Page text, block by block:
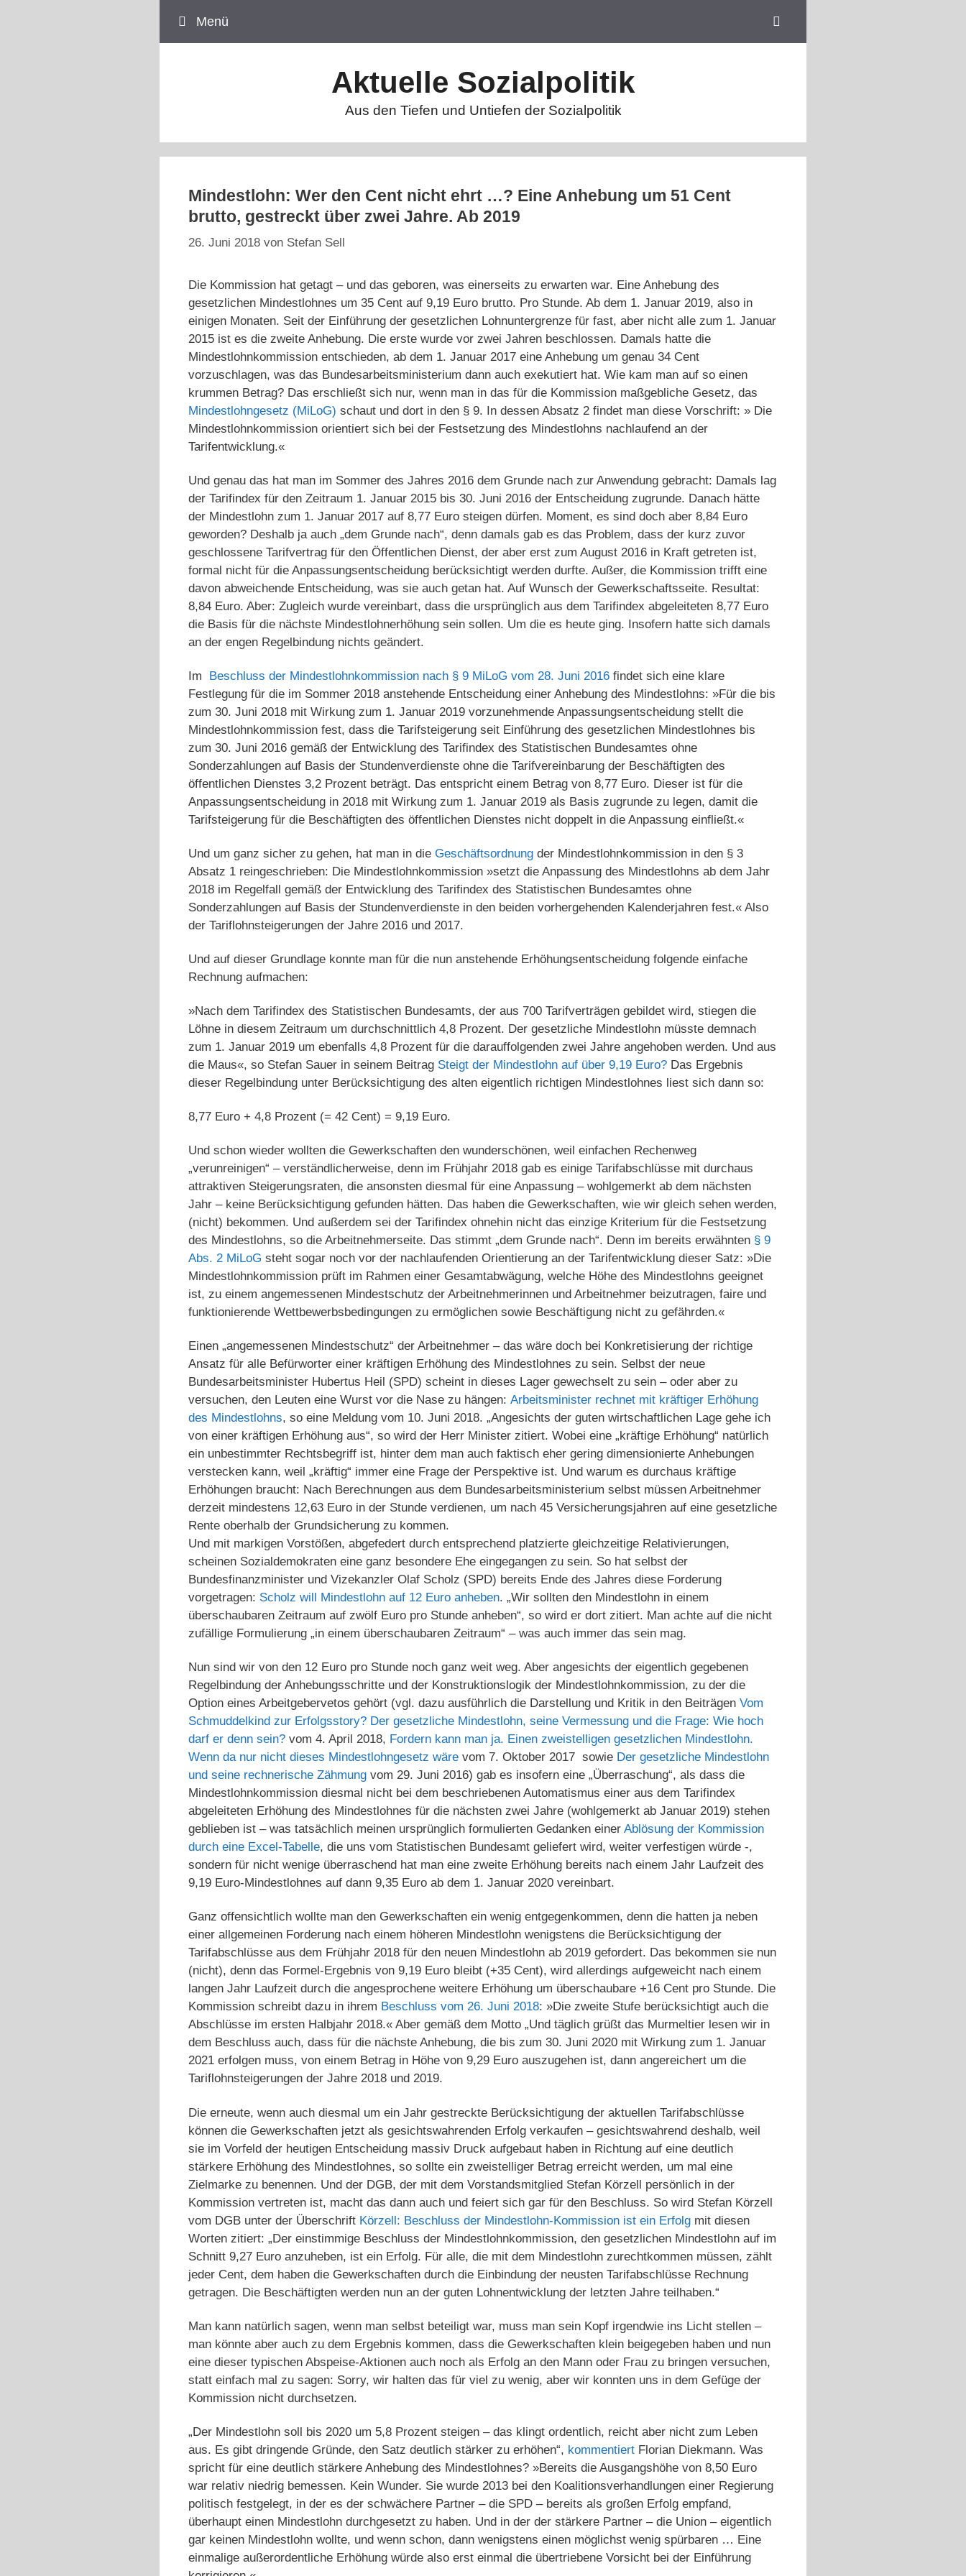
Menü
Aktuelle Sozialpolitik
Aus den Tiefen und Untiefen der Sozialpolitik
Mindestlohn: Wer den Cent nicht ehrt …? Eine Anhebung um 51 Cent
brutto, gestreckt über zwei Jahre. Ab 2019
26. Juni 2018 von Stefan Sell
Die Kommission hat getagt – und das geboren, was einerseits zu erwarten war. Eine Anhebung des
gesetzlichen Mindestlohnes um 35 Cent auf 9,19 Euro brutto. Pro Stunde. Ab dem 1. Januar 2019, also in
einigen Monaten. Seit der Einführung der gesetzlichen Lohnuntergrenze für fast, aber nicht alle zum 1. Januar
2015 ist es die zweite Anhebung. Die erste wurde vor zwei Jahren beschlossen. Damals hatte die
Mindestlohnkommission entschieden, ab dem 1. Januar 2017 eine Anhebung um genau 34 Cent
vorzuschlagen, was das Bundesarbeitsministerium dann auch exekutiert hat. Wie kam man auf so einen
krummen Betrag? Das erschließt sich nur, wenn man in das für die Kommission maßgebliche Gesetz, das
Mindestlohngesetz (MiLoG) schaut und dort in den § 9. In dessen Absatz 2 findet man diese Vorschrift: » Die
Mindestlohnkommission orientiert sich bei der Festsetzung des Mindestlohns nachlaufend an der
Tarifentwicklung.«
Und genau das hat man im Sommer des Jahres 2016 dem Grunde nach zur Anwendung gebracht: Damals lag
der Tarifindex für den Zeitraum 1. Januar 2015 bis 30. Juni 2016 der Entscheidung zugrunde. Danach hätte
der Mindestlohn zum 1. Januar 2017 auf 8,77 Euro steigen dürfen. Moment, es sind doch aber 8,84 Euro
geworden? Deshalb ja auch „dem Grunde nach“, denn damals gab es das Problem, dass der kurz zuvor
geschlossene Tarifvertrag für den Öffentlichen Dienst, der aber erst zum August 2016 in Kraft getreten ist,
formal nicht für die Anpassungsentscheidung berücksichtigt werden durfte. Außer, die Kommission trifft eine
davon abweichende Entscheidung, was sie auch getan hat. Auf Wunsch der Gewerkschaftsseite. Resultat:
8,84 Euro. Aber: Zugleich wurde vereinbart, dass die ursprünglich aus dem Tarifindex abgeleiteten 8,77 Euro
die Basis für die nächste Mindestlohnerhöhung sein sollen. Um die es heute ging. Insofern hatte sich damals
an der engen Regelbindung nichts geändert.
Im Beschluss der Mindestlohnkommission nach § 9 MiLoG vom 28. Juni 2016 findet sich eine klare
Festlegung für die im Sommer 2018 anstehende Entscheidung einer Anhebung des Mindestlohns: »Für die bis
zum 30. Juni 2018 mit Wirkung zum 1. Januar 2019 vorzunehmende Anpassungsentscheidung stellt die
Mindestlohnkommission fest, dass die Tarifsteigerung seit Einführung des gesetzlichen Mindestlohnes bis
zum 30. Juni 2016 gemäß der Entwicklung des Tarifindex des Statistischen Bundesamtes ohne
Sonderzahlungen auf Basis der Stundenverdienste ohne die Tarifvereinbarung der Beschäftigten des
öffentlichen Dienstes 3,2 Prozent beträgt. Das entspricht einem Betrag von 8,77 Euro. Dieser ist für die
Anpassungsentscheidung in 2018 mit Wirkung zum 1. Januar 2019 als Basis zugrunde zu legen, damit die
Tarifsteigerung für die Beschäftigten des öffentlichen Dienstes nicht doppelt in die Anpassung einfließt.«
Und um ganz sicher zu gehen, hat man in die Geschäftsordnung der Mindestlohnkommission in den § 3
Absatz 1 reingeschrieben: Die Mindestlohnkommission »setzt die Anpassung des Mindestlohns ab dem Jahr
2018 im Regelfall gemäß der Entwicklung des Tarifindex des Statistischen Bundesamtes ohne
Sonderzahlungen auf Basis der Stundenverdienste in den beiden vorhergehenden Kalenderjahren fest.« Also
der Tariflohnsteigerungen der Jahre 2016 und 2017.
Und auf dieser Grundlage konnte man für die nun anstehende Erhöhungsentscheidung folgende einfache
Rechnung aufmachen:
»Nach dem Tarifindex des Statistischen Bundesamts, der aus 700 Tarifverträgen gebildet wird, stiegen die
Löhne in diesem Zeitraum um durchschnittlich 4,8 Prozent. Der gesetzliche Mindestlohn müsste demnach
zum 1. Januar 2019 um ebenfalls 4,8 Prozent für die darauffolgenden zwei Jahre angehoben werden. Und aus
die Maus«, so Stefan Sauer in seinem Beitrag Steigt der Mindestlohn auf über 9,19 Euro? Das Ergebnis
dieser Regelbindung unter Berücksichtigung des alten eigentlich richtigen Mindestlohnes liest sich dann so:
8,77 Euro + 4,8 Prozent (= 42 Cent) = 9,19 Euro.
Und schon wieder wollten die Gewerkschaften den wunderschönen, weil einfachen Rechenweg
„verunreinigen“ – verständlicherweise, denn im Frühjahr 2018 gab es einige Tarifabschlüsse mit durchaus
attraktiven Steigerungsraten, die ansonsten diesmal für eine Anpassung – wohlgemerkt ab dem nächsten
Jahr – keine Berücksichtigung gefunden hätten. Das haben die Gewerkschaften, wie wir gleich sehen werden,
(nicht) bekommen. Und außerdem sei der Tarifindex ohnehin nicht das einzige Kriterium für die Festsetzung
des Mindestlohns, so die Arbeitnehmerseite. Das stimmt „dem Grunde nach“. Denn im bereits erwähnten § 9
Abs. 2 MiLoG steht sogar noch vor der nachlaufenden Orientierung an der Tarifentwicklung dieser Satz: »Die
Mindestlohnkommission prüft im Rahmen einer Gesamtabwägung, welche Höhe des Mindestlohns geeignet
ist, zu einem angemessenen Mindestschutz der Arbeitnehmerinnen und Arbeitnehmer beizutragen, faire und
funktionierende Wettbewerbsbedingungen zu ermöglichen sowie Beschäftigung nicht zu gefährden.«
Einen „angemessenen Mindestschutz“ der Arbeitnehmer – das wäre doch bei Konkretisierung der richtige
Ansatz für alle Befürworter einer kräftigen Erhöhung des Mindestlohnes zu sein. Selbst der neue
Bundesarbeitsminister Hubertus Heil (SPD) scheint in dieses Lager gewechselt zu sein – oder aber zu
versuchen, den Leuten eine Wurst vor die Nase zu hängen: Arbeitsminister rechnet mit kräftiger Erhöhung
des Mindestlohns, so eine Meldung vom 10. Juni 2018. „Angesichts der guten wirtschaftlichen Lage gehe ich
von einer kräftigen Erhöhung aus“, so wird der Herr Minister zitiert. Wobei eine „kräftige Erhöhung“ natürlich
ein unbestimmter Rechtsbegriff ist, hinter dem man auch faktisch eher gering dimensionierte Anhebungen
verstecken kann, weil „kräftig“ immer eine Frage der Perspektive ist. Und warum es durchaus kräftige
Erhöhungen braucht: Nach Berechnungen aus dem Bundesarbeitsministerium selbst müssen Arbeitnehmer
derzeit mindestens 12,63 Euro in der Stunde verdienen, um nach 45 Versicherungsjahren auf eine gesetzliche
Rente oberhalb der Grundsicherung zu kommen.
Und mit markigen Vorstößen, abgefedert durch entsprechend platzierte gleichzeitige Relativierungen,
scheinen Sozialdemokraten eine ganz besondere Ehe eingegangen zu sein. So hat selbst der
Bundesfinanzminister und Vizekanzler Olaf Scholz (SPD) bereits Ende des Jahres diese Forderung
vorgetragen: Scholz will Mindestlohn auf 12 Euro anheben. „Wir sollten den Mindestlohn in einem
überschaubaren Zeitraum auf zwölf Euro pro Stunde anheben“, so wird er dort zitiert. Man achte auf die nicht
zufällige Formulierung „in einem überschaubaren Zeitraum“ – was auch immer das sein mag.
Nun sind wir von den 12 Euro pro Stunde noch ganz weit weg. Aber angesichts der eigentlich gegebenen
Regelbindung der Anhebungsschritte und der Konstruktionslogik der Mindestlohnkommission, zu der die
Option eines Arbeitgebervetos gehört (vgl. dazu ausführlich die Darstellung und Kritik in den Beiträgen Vom
Schmuddelkind zur Erfolgsstory? Der gesetzliche Mindestlohn, seine Vermessung und die Frage: Wie hoch
darf er denn sein? vom 4. April 2018, Fordern kann man ja. Einen zweistelligen gesetzlichen Mindestlohn.
Wenn da nur nicht dieses Mindestlohngesetz wäre vom 7. Oktober 2017 sowie Der gesetzliche Mindestlohn
und seine rechnerische Zähmung vom 29. Juni 2016) gab es insofern eine „Überraschung“, als dass die
Mindestlohnkommission diesmal nicht bei dem beschriebenen Automatismus einer aus dem Tarifindex
abgeleiteten Erhöhung des Mindestlohnes für die nächsten zwei Jahre (wohlgemerkt ab Januar 2019) stehen
geblieben ist – was tatsächlich meinen ursprünglich formulierten Gedanken einer Ablösung der Kommission
durch eine Excel-Tabelle, die uns vom Statistischen Bundesamt geliefert wird, weiter verfestigen würde -,
sondern für nicht wenige überraschend hat man eine zweite Erhöhung bereits nach einem Jahr Laufzeit des
9,19 Euro-Mindestlohnes auf dann 9,35 Euro ab dem 1. Januar 2020 vereinbart.
Ganz offensichtlich wollte man den Gewerkschaften ein wenig entgegenkommen, denn die hatten ja neben
einer allgemeinen Forderung nach einem höheren Mindestlohn wenigstens die Berücksichtigung der
Tarifabschlüsse aus dem Frühjahr 2018 für den neuen Mindestlohn ab 2019 gefordert. Das bekommen sie nun
(nicht), denn das Formel-Ergebnis von 9,19 Euro bleibt (+35 Cent), wird allerdings aufgeweicht nach einem
langen Jahr Laufzeit durch die angesprochene weitere Erhöhung um überschaubare +16 Cent pro Stunde. Die
Kommission schreibt dazu in ihrem Beschluss vom 26. Juni 2018: »Die zweite Stufe berücksichtigt auch die
Abschlüsse im ersten Halbjahr 2018.« Aber gemäß dem Motto „Und täglich grüßt das Murmeltier lesen wir in
dem Beschluss auch, dass für die nächste Anhebung, die bis zum 30. Juni 2020 mit Wirkung zum 1. Januar
2021 erfolgen muss, von einem Betrag in Höhe von 9,29 Euro auszugehen ist, dann angereichert um die
Tariflohnsteigerungen der Jahre 2018 und 2019.
Die erneute, wenn auch diesmal um ein Jahr gestreckte Berücksichtigung der aktuellen Tarifabschlüsse
können die Gewerkschaften jetzt als gesichtswahrenden Erfolg verkaufen – gesichtswahrend deshalb, weil
sie im Vorfeld der heutigen Entscheidung massiv Druck aufgebaut haben in Richtung auf eine deutlich
stärkere Erhöhung des Mindestlohnes, so sollte ein zweistelliger Betrag erreicht werden, um mal eine
Zielmarke zu benennen. Und der DGB, der mit dem Vorstandsmitglied Stefan Körzell persönlich in der
Kommission vertreten ist, macht das dann auch und feiert sich gar für den Beschluss. So wird Stefan Körzell
vom DGB unter der Überschrift Körzell: Beschluss der Mindestlohn-Kommission ist ein Erfolg mit diesen
Worten zitiert: „Der einstimmige Beschluss der Mindestlohnkommission, den gesetzlichen Mindestlohn auf im
Schnitt 9,27 Euro anzuheben, ist ein Erfolg. Für alle, die mit dem Mindestlohn zurechtkommen müssen, zählt
jeder Cent, dem haben die Gewerkschaften durch die Einbindung der neusten Tarifabschlüsse Rechnung
getragen. Die Beschäftigten werden nun an der guten Lohnentwicklung der letzten Jahre teilhaben.“
Man kann natürlich sagen, wenn man selbst beteiligt war, muss man sein Kopf irgendwie ins Licht stellen –
man könnte aber auch zu dem Ergebnis kommen, dass die Gewerkschaften klein beigegeben haben und nun
eine dieser typischen Abspeise-Aktionen auch noch als Erfolg an den Mann oder Frau zu bringen versuchen,
statt einfach mal zu sagen: Sorry, wir halten das für viel zu wenig, aber wir konnten uns in dem Gefüge der
Kommission nicht durchsetzen.
„Der Mindestlohn soll bis 2020 um 5,8 Prozent steigen – das klingt ordentlich, reicht aber nicht zum Leben
aus. Es gibt dringende Gründe, den Satz deutlich stärker zu erhöhen“, kommentiert Florian Diekmann. Was
spricht für eine deutlich stärkere Anhebung des Mindestlohnes? »Bereits die Ausgangshöhe von 8,50 Euro
war relativ niedrig bemessen. Kein Wunder. Sie wurde 2013 bei den Koalitionsverhandlungen einer Regierung
politisch festgelegt, in der es der schwächere Partner – die SPD – bereits als großen Erfolg empfand,
überhaupt einen Mindestlohn durchgesetzt zu haben. Und in der der stärkere Partner – die Union – eigentlich
gar keinen Mindestlohn wollte, und wenn schon, dann wenigstens einen möglichst wenig spürbaren … Eine
einmalige außerordentliche Erhöhung würde also erst einmal die übertriebene Vorsicht bei der Einführung